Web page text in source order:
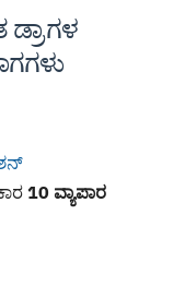
10 ವ್ಯಾಪಾರ